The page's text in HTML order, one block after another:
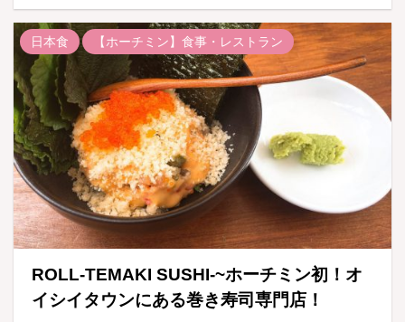
日本食 【ホーチミン】食事・レストラン
ROLL-TEMAKI SUSHI-~ホーチミン初！オ
イシイタウンにある巻き寿司専門店！